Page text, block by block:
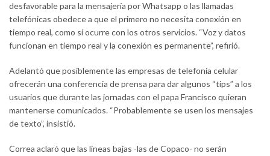
desfavorable para la mensajería por Whatsapp o las llamadas
telefónicas obedece a que el primero no necesita conexión en
tiempo real, como sí ocurre con los otros servicios. “Voz y datos
funcionan en tiempo real y la conexión es permanente”, refirió.
Adelantó que posiblemente las empresas de telefonía celular
ofrecerán una conferencia de prensa para dar algunos “tips” a los
usuarios que durante las jornadas con el papa Francisco quieran
mantenerse comunicados. “Probablemente se usen los mensajes
de texto”, insistió.
Correa aclaró que las líneas bajas -las de Copaco- no serán